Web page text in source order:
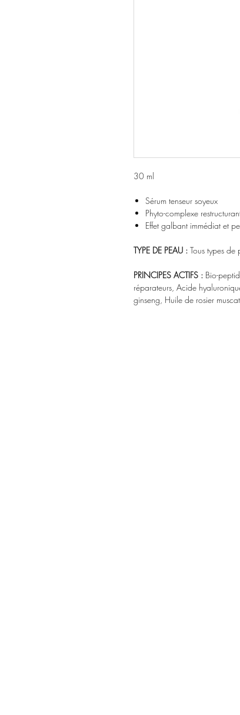
30 ml
Sérum tenseur soyeux
Phyto-complexe
Effet galbant immédiat et
TYPE DE PEAU : Tous types de
PRINCIPES ACTIFS : Bio-
réparateurs, Acide
ginseng, Huile de rosier muscat